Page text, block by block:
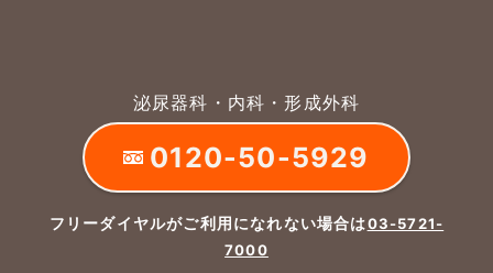
泌尿器科・内科・形成外科
0120-50-5929
フリーダイヤルがご利用になれない場合は03-5721-
7000